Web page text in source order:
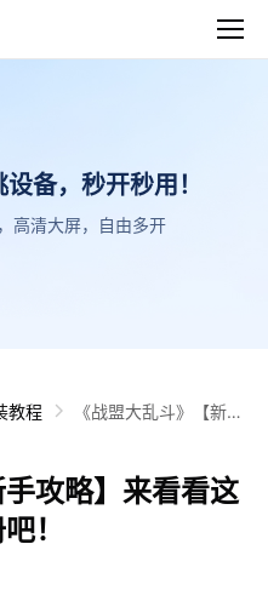
备，秒开秒用！
高清大屏，自由多开
教程
《战盟大乱斗》【新手
手攻略】来看看这
！